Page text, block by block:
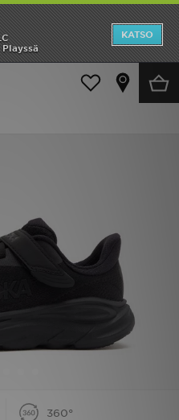
KATSO
(Koot 28-34) Kaikki Tennarit
360°